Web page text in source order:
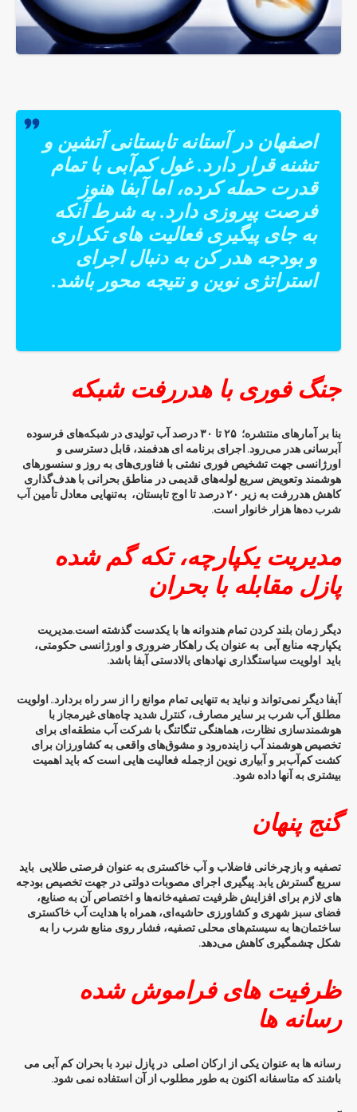
اصفهان در آستانه تابستانی آتشین و
تشنه قرار دارد. غول کم‌آبی با تمام
قدرت حمله کرده، اما آبفا هنوز
فرصت پیروزی دارد. به شرط آنکه
به جای پیگیری فعالیت های تکراری
و بودجه هدر کن به دنبال اجرای
استراتژی نوین و نتیجه محور باشد.
جنگ فوری با هدررفت شبکه
بنا بر آمارهای منتشره؛ ۲۵ تا ۳۰ درصد آب تولیدی در شبکه‌های فرسوده
آبرسانی هدر می‌رود. اجرای برنامه ای هدفمند، قابل دسترسی و
اورژانسی جهت تشخیص فوری نشتی با فناوری‌های به روز و سنسورهای
هوشمند وتعویض سریع لوله‌های قدیمی در مناطق بحرانی با هدف‌گذاری
کاهش هدررفت به زیر ۲۰ درصد تا اوج تابستان، به‌تنهایی معادل تأمین آب
شرب ده‌ها هزار خانوار است.
مدیریت یکپارچه، تکه گم شده
پازل مقابله با بحران
دیگر زمان بلند کردن تمام هندوانه ها با یکدست گذشته است.مدیریت
یکپارچه منابع آبی به عنوان یک راهکار ضروری و اورژانسی حکومتی،
باید اولویت سیاستگذاری نهادهای بالادستی آبفا باشد.
آبفا دیگر نمی‌تواند و نباید به تنهایی تمام موانع را از سر راه بردارد.. اولویت
مطلق آب شرب بر سایر مصارف، کنترل شدید چاه‌های غیرمجاز با
هوشمندسازی نظارت، هماهنگی تنگاتنگ با شرکت آب منطقه‌ای برای
تخصیص هوشمند آب زاینده‌رود و مشوق‌های واقعی به کشاورزان برای
کشت کم‌آب‌بر و آبیاری نوین ازجمله فعالیت هایی است که باید اهمیت
بیشتری به آنها داده شود.
گنج پنهان
تصفیه و بازچرخانی فاضلاب و آب خاکستری به عنوان فرصتی طلایی باید
سریع گسترش یابد. پیگیری اجرای مصوبات دولتی در جهت تخصیص بودجه
های لازم برای افزایش ظرفیت تصفیه‌خانه‌ها و اختصاص آن به صنایع،
فضای سبز شهری و کشاورزی حاشیه‌ای، همراه با هدایت آب خاکستری
ساختمان‌ها به سیستم‌های محلی تصفیه، فشار روی منابع شرب را به
شکل چشمگیری کاهش می‌دهد.
ظرفیت های فراموش شده
رسانه ها
رسانه ها به عنوان یکی از ارکان اصلی در پازل نبرد با بحران کم آبی می
باشند که متاسفانه اکنون به طور مطلوب از آن استفاده نمی شود.